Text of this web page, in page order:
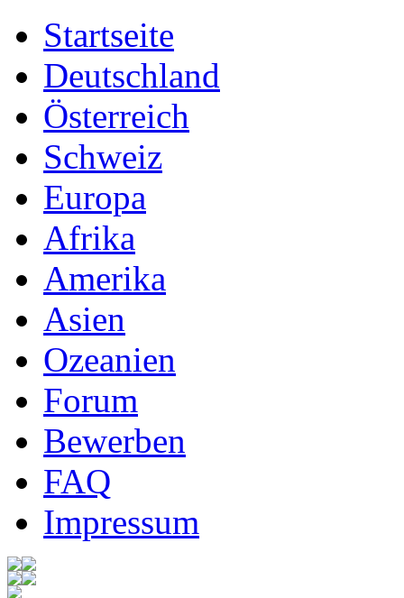
Startseite
Deutschland
Österreich
Schweiz
Europa
Afrika
Amerika
Asien
Ozeanien
Forum
Bewerben
FAQ
Impressum